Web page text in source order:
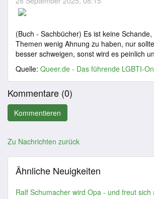
(Buch - Sachbücher) Es ist keine
Themen wenig Ahnung zu haben, nur
besser schweigen, sonst wird es peinlich
Quelle: Queer.de - Das führende LGBTI-
Kommentare (0)
Zu Nachrichten zurück
Ähnliche Neuigkeiten
Ralf Schumacher wird Opa - und freut sich